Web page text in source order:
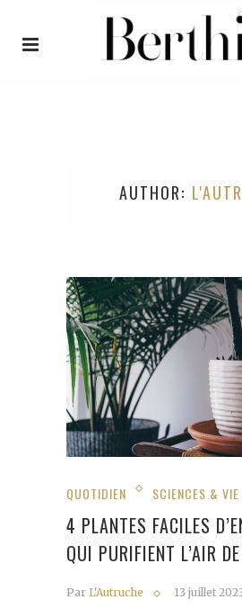
AUTHOR
QUOTIDIEN SCIENCES & VIE
4 PLANTES FACILES
QUI PURIFIENT L’AIR
Par L'Autruche 13 juillet